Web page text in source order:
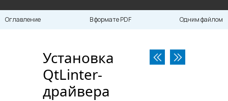
Оглавление В формате PDF Одним файлом
Установка
QtLinter-
драйвера